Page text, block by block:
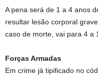
A pena será de 1 a 4 anos
resultar lesão corporal
caso de morte, vai para 4 a
Forças Armadas
Em crime já tipificado no